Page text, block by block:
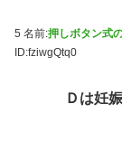
5 名前:押しボタン式
ID:fziwgQtq0
Ｄは妊